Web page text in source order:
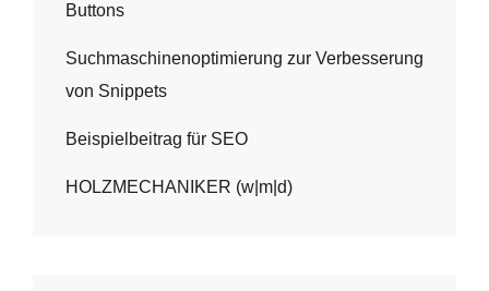
Buttons
Suchmaschinenoptimierung zur Verbesserung
von Snippets
Beispielbeitrag für SEO
HOLZMECHANIKER (w|m|d)